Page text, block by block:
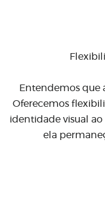
Entendemos que
Oferecemos
identidade visual
ela